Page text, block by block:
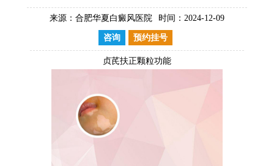
来源： 合肥华夏白癜风医院 时间：2024-12-09
咨询 预约挂号
贞芪扶正颗粒功能